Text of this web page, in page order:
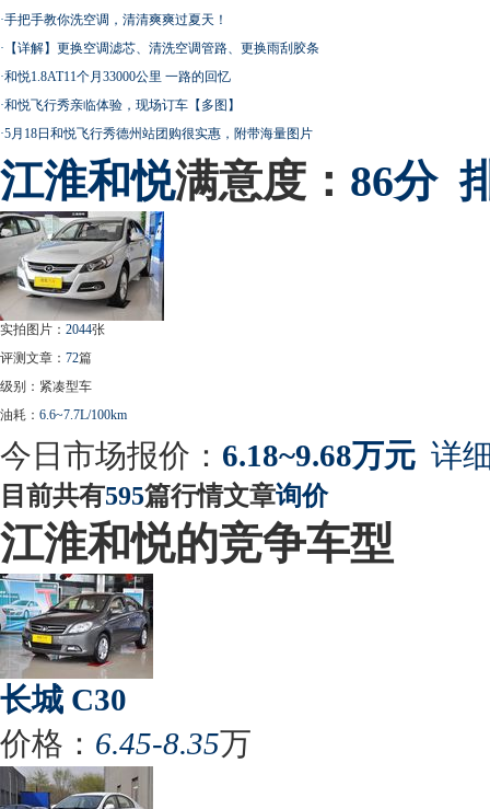
·手把手教你洗空调，清清爽爽过夏天！
· 【详解】更换空调滤芯、清洗空调管路、更换雨刮胶条
·和悦1.8AT11个月33000公里 一路的回忆
·和悦飞行秀亲临体验，现场订车【多图】
·5月18日和悦飞行秀德州站团购很实惠，附带海量图片
江淮和悦满意度： 86分
实拍图片： 2044张
评测文章： 72篇
级别：紧凑型车
油耗： 6.6~7.7L/100km
今日市场报价： 6.18~9.68万元 详
目前共有595篇行情文章询价
江淮和悦的竞争车型
长城 C30
价格： 6.45-8.35万